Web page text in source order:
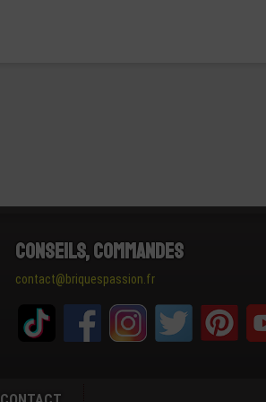
Conseils, Commandes
contact@briquespassion.fr